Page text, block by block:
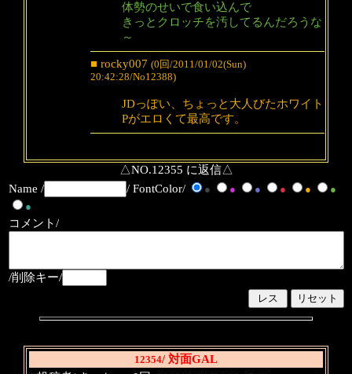
体勢のせいで食い込んで
きっとクロッチを汚してるんだろうな
～
■ rocky007 (0回/2011/01/02(Sun)
20:42:28/No12388)
JDっぽい、ちょっと大人びたホワイト
Pがエロくて最高です。
△NO.12355 に返信△
Name /
/ FontColor/ ● ● ● ● ●
●
●
コメント/
/削除キー/
12354/ 対面GAL